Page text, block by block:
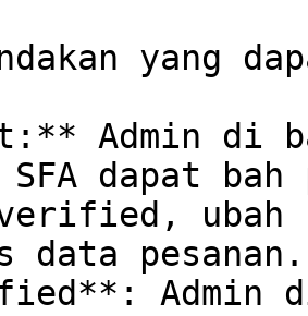
yang
Admin di
dapat bah
ubah
data pesanan.
Admin